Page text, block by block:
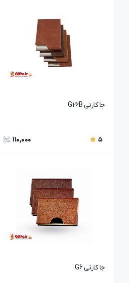
جا کارتی G26B
5
110,000
جا کارتی G6